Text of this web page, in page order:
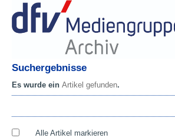
Suchergebnisse
Es wurde ein Artikel gefunden.
Alle Artikel markieren